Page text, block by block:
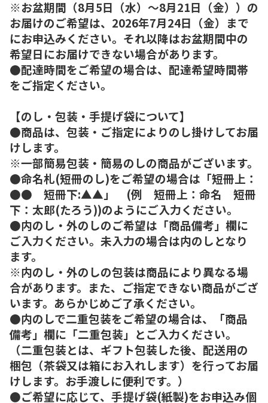
※お盆期間（8月5日（水）～8月21日（金））の
お届けのご希望は、2026年7月24日（金）まで
にお申込みください。それ以降はお盆期間中の
希望日にお届けできない場合があります。
●配達時間をご希望の場合は、配達希望時間帯
をご指定ください。
【のし・包装・手提げ袋について】
●商品は、包装・ご指定によりのし掛けしてお届
けします。
※一部簡易包装・簡易のしの商品がございます。
●命名札(短冊のし)をご希望の場合は「短冊上：
●● 短冊下:▲▲」 (例 短冊上：命名 短冊
下：太郎(たろう))のようにご入力ください。
●内のし・外のしのご希望は「商品備考」欄に
ご入力ください。未入力の場合は内のしとなり
ます。
※内のし・外のしの包装は商品により異なる場
合があります。また、ご指定できない商品がござ
います。あらかじめご了承ください。
●内のしで二重包装をご希望の場合は、「商品
備考」欄に「二重包装」とご入力ください。
（二重包装とは、ギフト包装した後、配送用の
梱包（茶袋又は箱にお入れします）を行ってお届
けします。お手渡しに便利です。）
●ご希望に応じて、手提げ袋(紙製)をお申込み個